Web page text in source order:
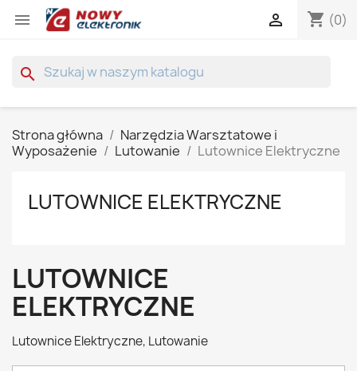
 shopping_cart (0)

search
Strona główna
Narzędzia Warsztatowe i
Wyposażenie
Lutowanie Lutownice Elektryczne
LUTOWNICE ELEKTRYCZNE
LUTOWNICE
ELEKTRYCZNE
Lutownice Elektryczne, Lutowanie